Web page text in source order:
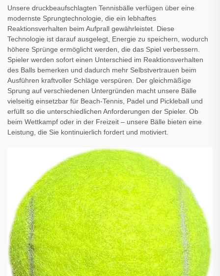
Unsere druckbeaufschlagten Tennisbälle verfügen über eine
modernste Sprungtechnologie, die ein lebhaftes
Reaktionsverhalten beim Aufprall gewährleistet. Diese
Technologie ist darauf ausgelegt, Energie zu speichern, wodurch
höhere Sprünge ermöglicht werden, die das Spiel verbessern.
Spieler werden sofort einen Unterschied im Reaktionsverhalten
des Balls bemerken und dadurch mehr Selbstvertrauen beim
Ausführen kraftvoller Schläge verspüren. Der gleichmäßige
Sprung auf verschiedenen Untergründen macht unsere Bälle
vielseitig einsetzbar für Beach-Tennis, Padel und Pickleball und
erfüllt so die unterschiedlichen Anforderungen der Spieler. Ob
beim Wettkampf oder in der Freizeit – unsere Bälle bieten eine
Leistung, die Sie kontinuierlich fordert und motiviert.